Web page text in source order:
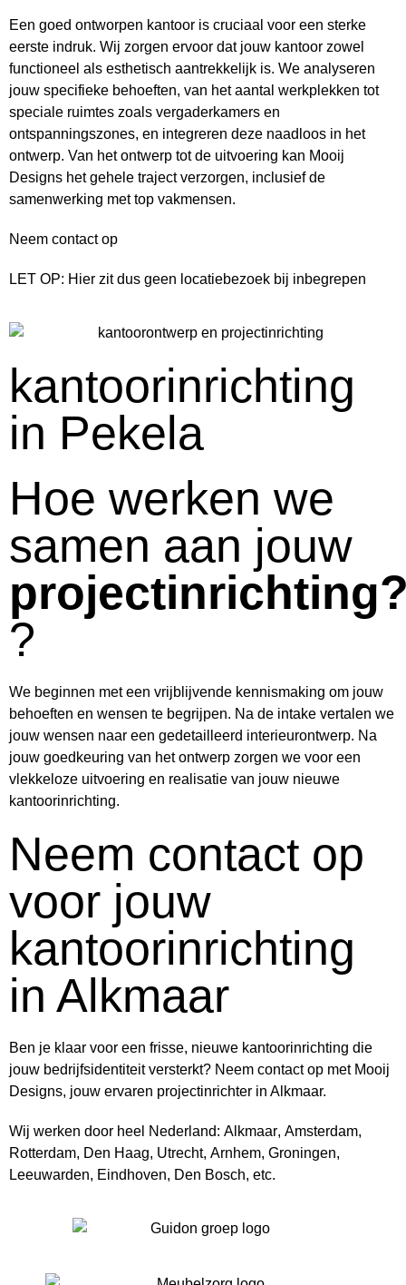
Een goed ontworpen kantoor is cruciaal voor een sterke
eerste indruk. Wij zorgen ervoor dat jouw kantoor zowel
functioneel als esthetisch aantrekkelijk is. We analyseren
jouw specifieke behoeften, van het aantal werkplekken tot
speciale ruimtes zoals vergaderkamers en
ontspanningszones, en integreren deze naadloos in het
ontwerp. Van het ontwerp tot de uitvoering kan Mooij
Designs het gehele traject verzorgen, inclusief de
samenwerking met top vakmensen.
Neem contact op
LET OP: Hier zit dus geen locatiebezoek bij inbegrepen
kantoorinrichting
in Pekela
Hoe werken we
samen aan jouw
?
We beginnen met een vrijblijvende kennismaking om jouw
behoeften en wensen te begrijpen. Na de intake vertalen we
jouw wensen naar een gedetailleerd interieurontwerp. Na
jouw goedkeuring van het ontwerp zorgen we voor een
vlekkeloze uitvoering en realisatie van jouw nieuwe
kantoorinrichting.
Neem contact op
voor jouw
kantoorinrichting
in Alkmaar
Ben je klaar voor een frisse, nieuwe kantoorinrichting die
jouw bedrijfsidentiteit versterkt? Neem contact op met Mooij
Designs, jouw ervaren projectinrichter in Alkmaar.
Wij werken door heel Nederland: Alkmaar, Amsterdam,
Rotterdam, Den Haag, Utrecht, Arnhem, Groningen,
Leeuwarden, Eindhoven, Den Bosch, etc.